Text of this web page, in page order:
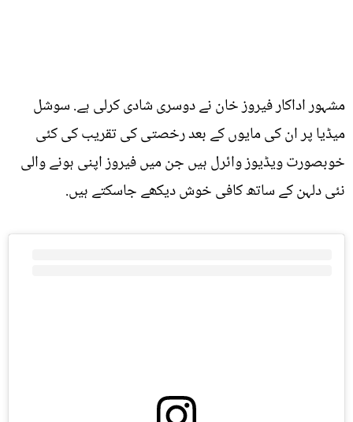
مشہور اداکار فیروز خان نے دوسری شادی کرلی ہے. سوشل
میڈیا پر ان کی مایوں کے بعد رخصتی کی تقریب کی کئی
خوبصورت ویڈیوز وائرل ہیں جن میں فیروز اپنی ہونے والی
نئی دلہن کے ساتھ کافی خوش دیکھے جاسکتے ہیں.